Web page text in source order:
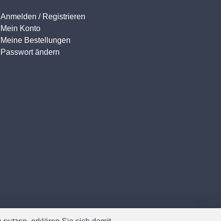
Anmelden / Registrieren
Mein Konto
Meine Bestellungen
Passwort ändern